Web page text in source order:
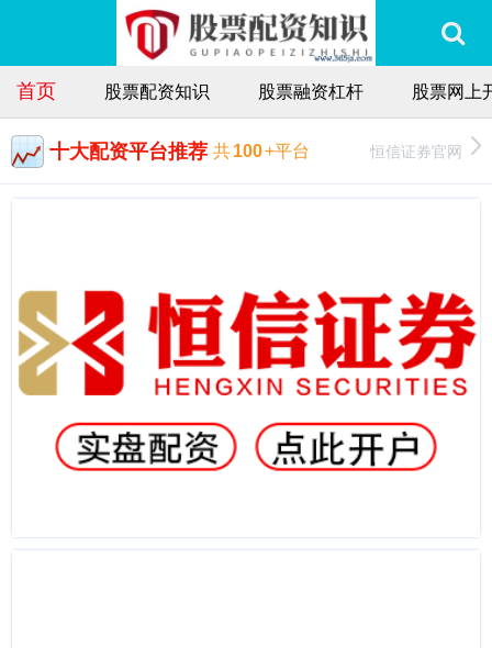
首页 股票配资知识 股票融资杠杆 股票网上
十大配资平台推荐 共100+平台 恒信证券官网